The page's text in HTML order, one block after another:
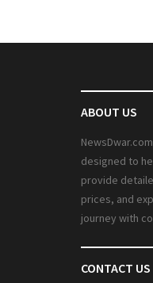
ABOUT US
designed to
provide
prices, and
journey with
CONTACT US